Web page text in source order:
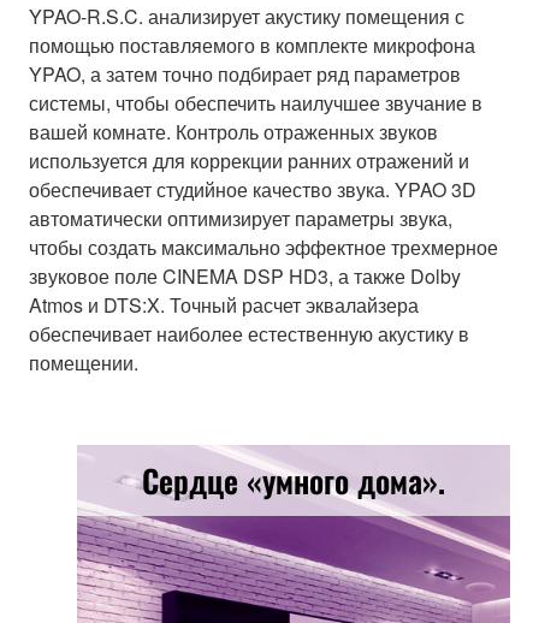
YPAO-R.S.C. анализирует акустику помещения с
помощью поставляемого в комплекте микрофона
YPAO, а затем точно подбирает ряд параметров
системы, чтобы обеспечить наилучшее звучание в
вашей комнате. Контроль отраженных звуков
используется для коррекции ранних отражений и
обеспечивает студийное качество звука. YPAO 3D
автоматически оптимизирует параметры звука,
чтобы создать максимально эффектное трехмерное
звуковое поле CINEMA DSP HD3, а также Dolby
Atmos и DTS:X. Точный расчет эквалайзера
обеспечивает наиболее естественную акустику в
помещении.
Сердце «умного дома».